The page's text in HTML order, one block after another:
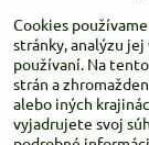
Otváracie hodiny:
PIA-NE
Cookies
stránky, analýzu
používaní. Na
strán a
alebo iných
vyjadrujete svoj